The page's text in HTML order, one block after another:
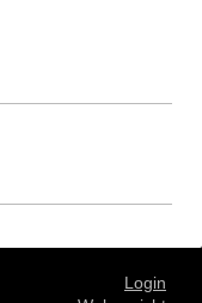
Login